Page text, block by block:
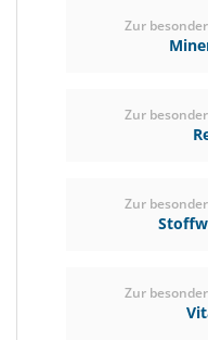
Zur
Zur
Zur
Zur